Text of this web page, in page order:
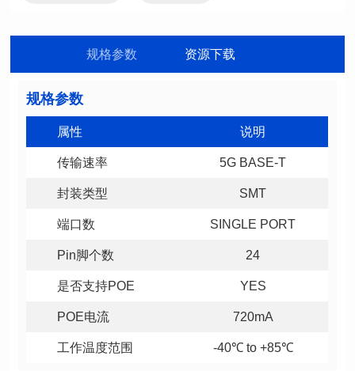
规格参数 资源下载
规格参数
属性 说明
传输速率 5G BASE-T
封装类型 SMT
端口数 SINGLE PORT
Pin脚个数 24
是否支持POE YES
POE电流 720mA
工作温度范围 -40℃ to +85℃